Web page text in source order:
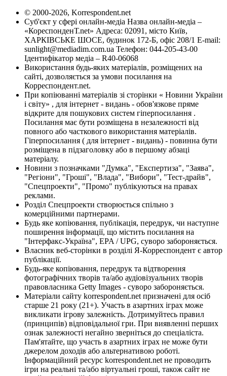
© 2000-2026, Korrespondent.net
Суб'єкт у сфері онлайн-медіа Назва онлайн-медіа –
«КореспонденТ.net» Адреса: 02091, місто Київ,
ХАРКІВСЬКЕ ШОСЕ, будинок 172-Б, офіс 208/1 E-mail:
sunlight@mediadim.com.ua Телефон: 044-205-43-00
Ідентифікатор медіа – R40-06068
Використання будь-яких матеріалів, розміщених на
сайті, дозволяється за умови посилання на
Корреспондент.net.
При копіюванні матеріалів зі сторінки « Новини України
і світу» , для інтернет - видань - обов'язкове пряме
відкрите для пошукових систем гіперпосилання .
Посилання має бути розміщена в незалежності від
повного або часткового використання матеріалів.
Гіперпосилання ( для інтернет - видань) - повинна бути
розміщена в підзаголовку або в першому абзаці
матеріалу.
Новини з позначками "Думка", "Експертиза", "Заява",
"Регіони", "Гроші", "Влада", "Вибори", "Тест-драйв",
"Спецпроекти", "Промо" публікуються на правах
реклами.
Розділ Спецпроекти створюється спільно з
комерційними партнерами.
Будь яке копіювання, публікація, передрук, чи наступне
поширення інформації, що містить посилання на
"Інтерфакс-Україна", EPA / UPG, суворо забороняється.
Власник веб-сторінки в розділі Я-Корреспондент є автор
публікації.
Будь-яке копіювання, передрук та відтворення
фотографічних творів та/або аудіовізуальних творів
правовласника Getty Images - суворо забороняється.
Матеріали сайту korrespondent.net призначені для осіб
старше 21 року (21+). Участь в азартних іграх може
викликати ігрову залежність. Дотримуйтесь правил
(принципів) відповідальної гри. При виявленні перших
ознак залежності негайно зверніться до спеціаліста.
Пам'ятайте, що участь в азартних іграх не може бути
джерелом доходів або альтернативою роботі.
Інформаційний ресурс korrespondent.net не проводить
ігри на реальні та/або віртуальні гроші, також сайт не